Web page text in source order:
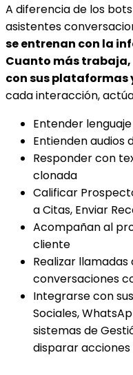
A diferencia de los
asistentes
se entrenan con la
Cuanto más trabaja,
con sus plataformas
cada interacción,
Entender
Entienden audios
Responder con
clonada
Calificar
a Citas, Enviar
Acompañan al
cliente
Realizar
conversaciones
Integrarse con
Sociales,
sistemas de
disparar